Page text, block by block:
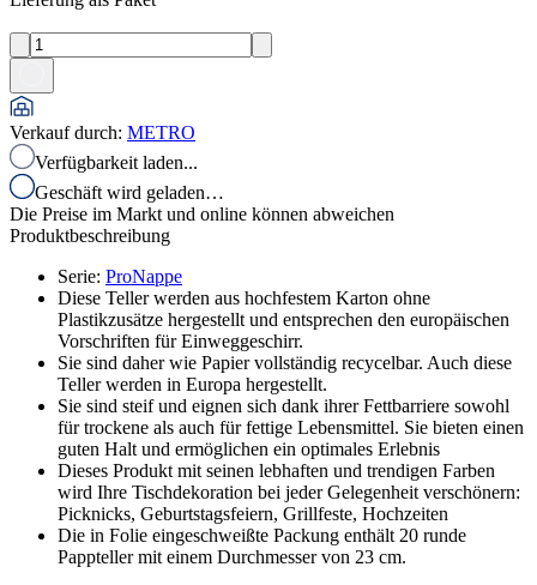
Verkauf durch: METRO
Verfügbarkeit laden...
Geschäft wird geladen…
Die Preise im Markt und online können abweichen
Produktbeschreibung
Serie: ProNappe
Diese Teller werden aus hochfestem Karton ohne
Plastikzusätze hergestellt und entsprechen den europäischen
Vorschriften für Einweggeschirr.
Sie sind daher wie Papier vollständig recycelbar. Auch diese
Teller werden in Europa hergestellt.
Sie sind steif und eignen sich dank ihrer Fettbarriere sowohl
für trockene als auch für fettige Lebensmittel. Sie bieten einen
guten Halt und ermöglichen ein optimales Erlebnis
Dieses Produkt mit seinen lebhaften und trendigen Farben
wird Ihre Tischdekoration bei jeder Gelegenheit verschönern:
Picknicks, Geburtstagsfeiern, Grillfeste, Hochzeiten
Die in Folie eingeschweißte Packung enthält 20 runde
Pappteller mit einem Durchmesser von 23 cm.